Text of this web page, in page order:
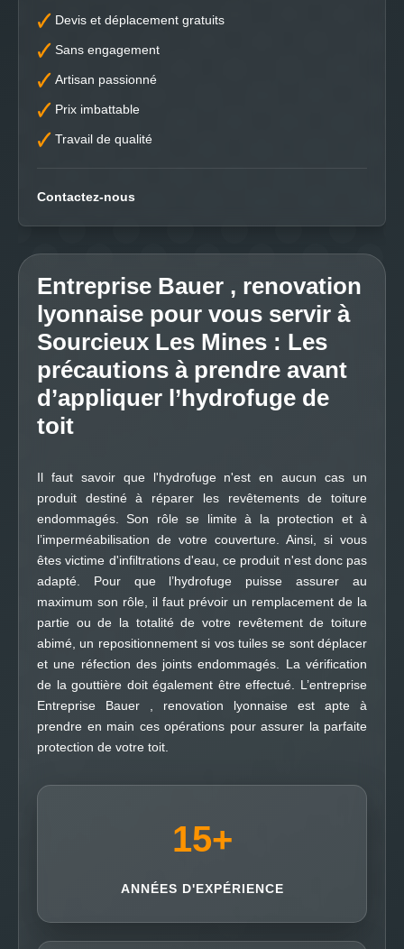
Devis et déplacement gratuits
Sans engagement
Artisan passionné
Prix imbattable
Travail de qualité
Contactez-nous
Entreprise Bauer , renovation
lyonnaise pour vous servir à
Sourcieux Les Mines : Les
précautions à prendre avant
d’appliquer l’hydrofuge de
toit
Il faut savoir que l'hydrofuge n'est en aucun cas un
produit destiné à réparer les revêtements de toiture
endommagés. Son rôle se limite à la protection et à
l’imperméabilisation de votre couverture. Ainsi, si vous
êtes victime d'infiltrations d'eau, ce produit n'est donc pas
adapté. Pour que l’hydrofuge puisse assurer au
maximum son rôle, il faut prévoir un remplacement de la
partie ou de la totalité de votre revêtement de toiture
abimé, un repositionnement si vos tuiles se sont déplacer
et une réfection des joints endommagés. La vérification
de la gouttière doit également être effectué. L’entreprise
Entreprise Bauer , renovation lyonnaise est apte à
prendre en main ces opérations pour assurer la parfaite
protection de votre toit.
15+
ANNÉES D'EXPÉRIENCE